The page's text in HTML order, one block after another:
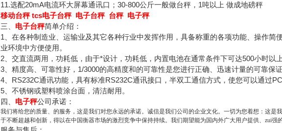
11.选配20mA电流环大屏幕通讯口；30-800公斤一般做台秤，1吨以上 做成地磅秤
移动台秤 tcs电子台秤 电子台秤 台秤 电子秤
三、 电子台秤简单介绍：
1、在各种制造业、运输业及其它各种行业中发挥作用，具备称重的各项功能、操作
业环境中方便使用。
2、交直流两用，功耗低，由于*设计，功耗低，内置电池在通常条件下可达500小时以
3、精度高、可靠性好，1/3000的高精度和的可靠性是您进行正确、迅速计量的可靠保证
4、RS232C通讯功能，具有标准RS232C通讯接口，半双工通信方式，使您可以通过
5、不锈钢或塑料喷涂台面，清洁耐用。
四、 电子秤公司承诺：
我们将给您的质量、的服务，这是我们对您永远的承诺。诚信是我们公司的企业文化。一切为您着想：这
于不断超越和创新，得以在中国衡器市场的激烈竞争中保持持续。我们期望能为国内外广大用户提供、zui强